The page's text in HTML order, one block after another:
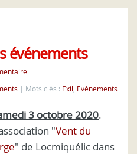
événements
Mots clés : Exil , Evénements
3 octobre 2020.
"Vent du
" de Locmiquélic dans